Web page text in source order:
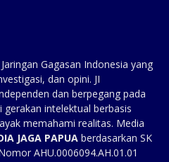
Gagasan Indonesia yang
dan opini. JI
dan berpegang pada
intelektual berbasis
memahami realitas. Media
JAGA PAPUA berdasarkan SK
AHU.0006094.AH.01.01